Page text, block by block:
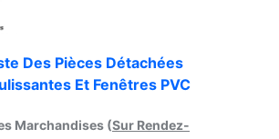
Des Pièces Détachées
Et Fenêtres PVC
Marchandises (Sur Rendez-